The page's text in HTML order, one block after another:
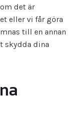
det är
eller vi får göra
till en annan
skydda dina